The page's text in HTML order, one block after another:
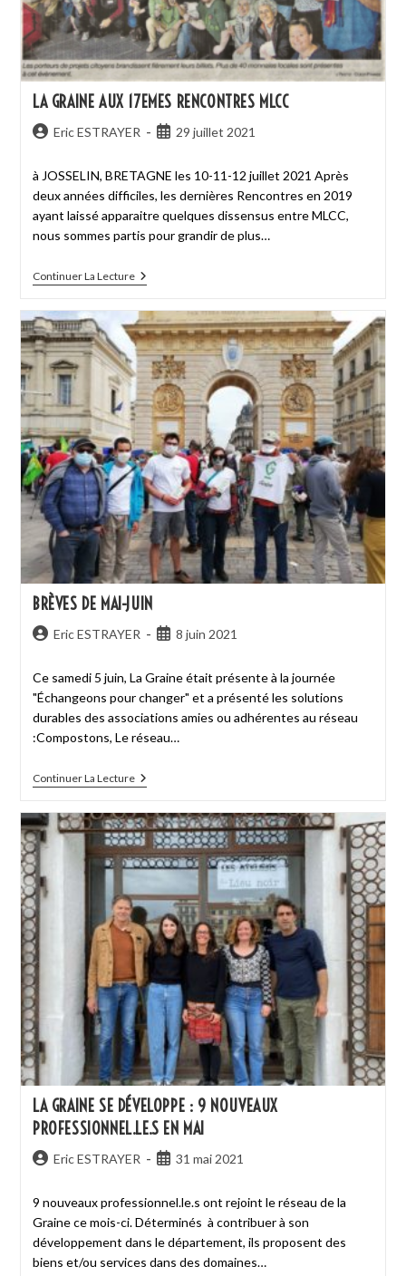
LA GRAINE AUX 17EMES RENCONTRES MLCC
Eric ESTRAYER 29 juillet 2021
à JOSSELIN, BRETAGNE les 10-11-12 juillet 2021 Après
deux années difficiles, les dernières Rencontres en 2019
ayant laissé apparaitre quelques dissensus entre MLCC,
nous sommes partis pour grandir de plus…
Continuer La Lecture
BRÈVES DE MAI-JUIN
Eric ESTRAYER 8 juin 2021
Ce samedi 5 juin, La Graine était présente à la journée
"Échangeons pour changer" et a présenté les solutions
durables des associations amies ou adhérentes au réseau
:Compostons, Le réseau…
Continuer La Lecture
LA GRAINE SE DÉVELOPPE : 9 NOUVEAUX
PROFESSIONNEL.LE.S EN MAI
Eric ESTRAYER 31 mai 2021
9 nouveaux professionnel.le.s ont rejoint le réseau de la
Graine ce mois-ci. Déterminés à contribuer à son
développement dans le département, ils proposent des
biens et/ou services dans des domaines…